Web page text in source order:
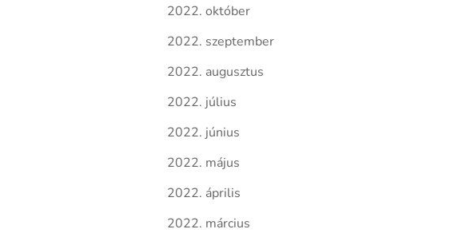
2022. október
2022. szeptember
2022. augusztus
2022. július
2022. június
2022. május
2022. április
2022. március